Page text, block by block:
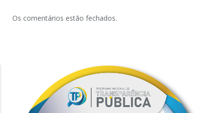
Os comentários estão fechados.